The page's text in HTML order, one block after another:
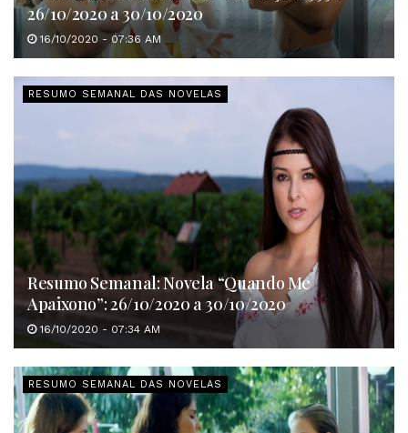
26/10/2020 a 30/10/2020
16/10/2020 - 07:36 AM
RESUMO SEMANAL DAS NOVELAS
Resumo Semanal: Novela “Quando Me
Apaixono”: 26/10/2020 a 30/10/2020
16/10/2020 - 07:34 AM
RESUMO SEMANAL DAS NOVELAS